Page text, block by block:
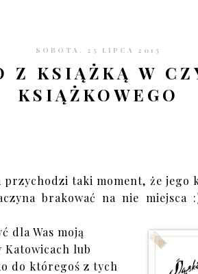
SOBOTA, 25 LIPCA 2015
Z KSIĄŻKĄ W
KSIĄŻKOWEGO
taki moment, że jego
brakować na nie
dla Was moją
Katowicach lub
do któregoś z tych